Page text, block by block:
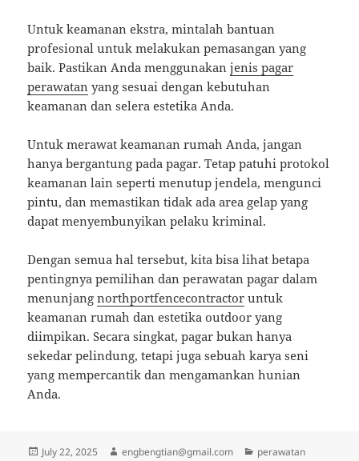
Untuk keamanan ekstra, mintalah bantuan
profesional untuk melakukan pemasangan yang
baik. Pastikan Anda menggunakanjenis pagar
perawatan yang sesuai dengan kebutuhan
keamanan dan selera estetika Anda.
Untuk merawat keamanan rumah Anda, jangan
hanya bergantung pada pagar. Tetap patuhi protokol
keamanan lain seperti menutup jendela, mengunci
pintu, dan memastikan tidak ada area gelap yang
dapat menyembunyikan pelaku kriminal.
Dengan semua hal tersebut, kita bisa lihat betapa
pentingnya pemilihan dan perawatan pagar dalam
menunjangnorthportfencecontractor untuk
keamanan rumah dan estetika outdoor yang
diimpikan. Secara singkat, pagar bukan hanya
sekedar pelindung, tetapi juga sebuah karya seni
yang mempercantik dan mengamankan hunian
Anda.
Posted
July 22, 2025 Author
engbengtian@gmail.com Categories
perawatan